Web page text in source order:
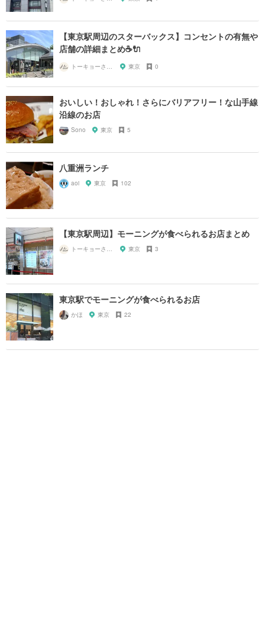
【東京駅周辺のスターバックス】コンセントの有無や
店舗の詳細まとめ☕🔌
トーキョーさんぽ 東京 0
おいしい！おしゃれ！さらにバリアフリー！な山手線
沿線のお店
Sono 東京 5
八重洲ランチ
aoi 東京 102
【東京駅周辺】モーニングが食べられるお店まとめ
トーキョーさんぽ 東京 3
東京駅でモーニングが食べられるお店
かほ 東京 22